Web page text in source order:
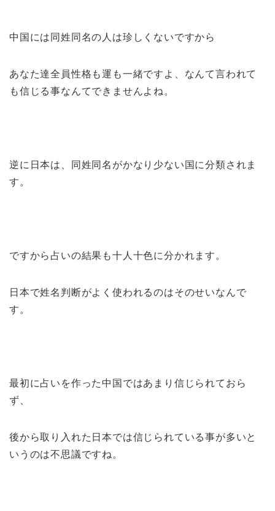
中国には同姓同名の人は珍しくないですから
あなた達全員性格も運も一緒ですよ、なんて言われて
も信じる事なんてできませんよね。
逆に日本は、同姓同名がかなり少ない国に分類されま
す。
ですから占いの結果も十人十色に分かれます。
日本で姓名判断がよく使われるのはそのせいなんで
す。
最初に占いを作った中国ではあまり信じられておら
ず、
後から取り入れた日本では信じられている事が多いと
いうのは不思議ですね。